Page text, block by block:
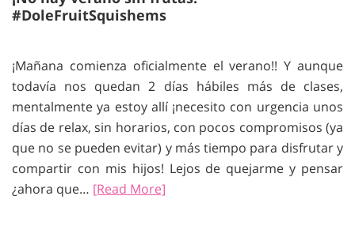
#DoleFruitSquishems
¡Mañana comienza oficialmente el verano!! Y aunque
todavía nos quedan 2 días hábiles más de clases,
mentalmente ya estoy allí ¡necesito con urgencia unos
días de relax, sin horarios, con pocos compromisos (ya
que no se pueden evitar) y más tiempo para disfrutar y
compartir con mis hijos! Lejos de quejarme y pensar
¿ahora que… [Read More]